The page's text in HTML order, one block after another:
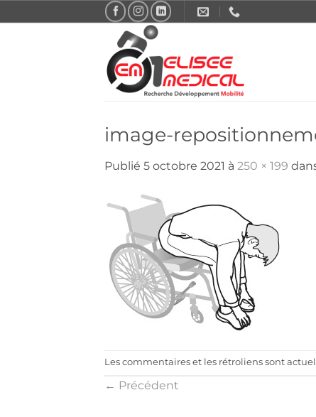
au
image-
Publié 5 octobre 2021 à 250 × 199
Les commentaires et les rétroliens sont
← Précédent